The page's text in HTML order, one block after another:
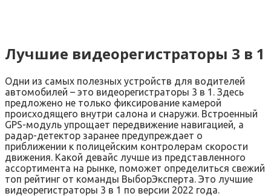
Лучшие видеорегистраторы 3 в 1
Одни из самых полезных устройств для водителей
автомобилей – это видеорегистраторы 3 в 1. Здесь
предложено не только фиксирование камерой
происходящего внутри салона и снаружи. Встроенный
GPS-модуль упрощает передвижение навигацией, а
радар-детектор заранее предупреждает о
приближении к полицейским контролерам скорости
движения. Какой девайс лучше из представленного
ассортимента на рынке, поможет определиться свежий
топ рейтинг от команды ВыборЭксперта. Это лучшие
видеорегистраторы 3 в 1 по версии 2022 года.